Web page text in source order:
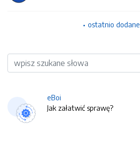
ostatnio dodane
Wyszukiwarka
eBoi
Jak załatwić sprawę?